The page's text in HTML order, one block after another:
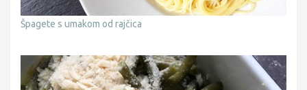
Špagete s umakom od rajčica